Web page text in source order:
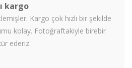
kargo
Kargo çok hızlı bir şekilde
kolay. Fotoğraftakiyle birebir
ederiz.